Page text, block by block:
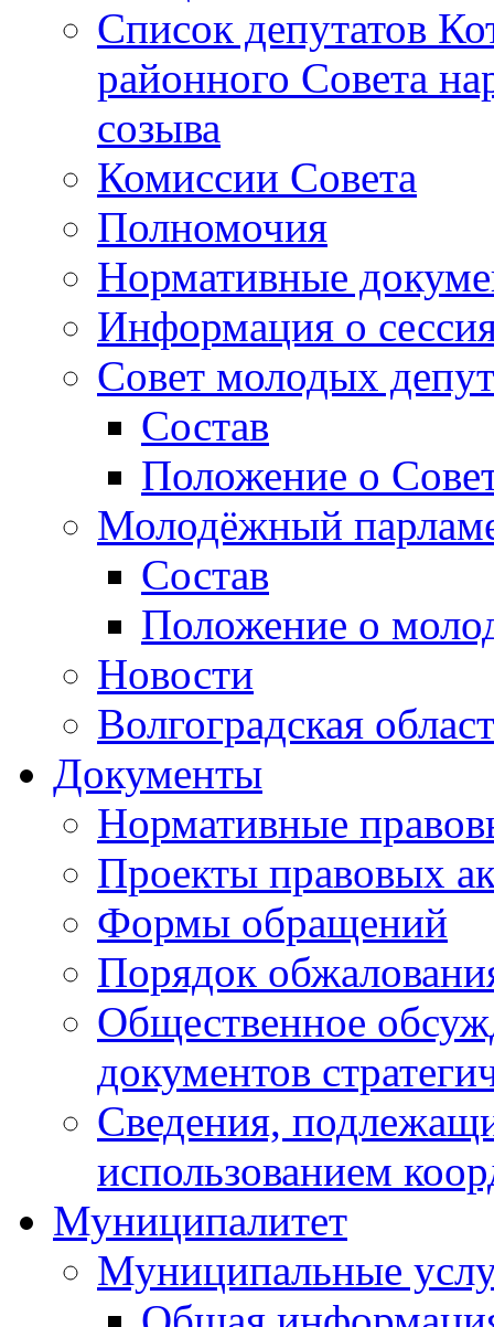
Список депутатов
районного Совета
созыва
Комиссии Совета
Полномочия
Нормативные
Информация о
Совет молодых
Состав
Положение о
Молодёжный
Состав
Положение о
Новости
Волгоградская
Документы
Нормативные
Проекты правовых
Формы обращений
Порядок
Общественное
документов
Сведения,
использованием
Муниципалитет
Муниципальные